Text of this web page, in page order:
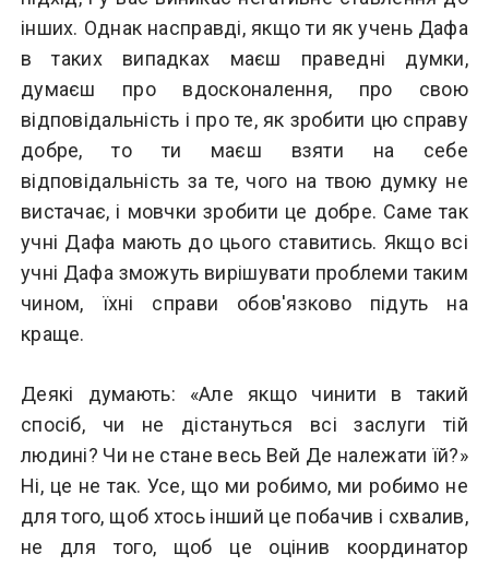
інших. Однак насправді, якщо ти як учень Дафа
в таких випадках маєш праведні думки,
думаєш про вдосконалення, про свою
відповідальність і про те, як зробити цю справу
добре, то ти маєш взяти на себе
відповідальність за те, чого на твою думку не
вистачає, і мовчки зробити це добре. Саме так
учні Дафа мають до цього ставитись. Якщо всі
учні Дафа зможуть вирішувати проблеми таким
чином, їхні справи обов'язково підуть на
краще.
Деякі думають: «Але якщо чинити в такий
спосіб, чи не дістануться всі заслуги тій
людині? Чи не стане весь Вей Де належати їй?»
Ні, це не так. Усе, що ми робимо, ми робимо не
для того, щоб хтось інший це побачив і схвалив,
не для того, щоб це оцінив координатор